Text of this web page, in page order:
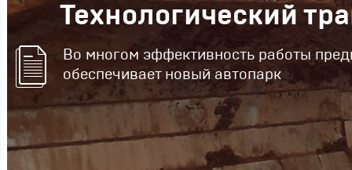
Технологический
Во многом эффективность работы
обеспечивает новый автопарк